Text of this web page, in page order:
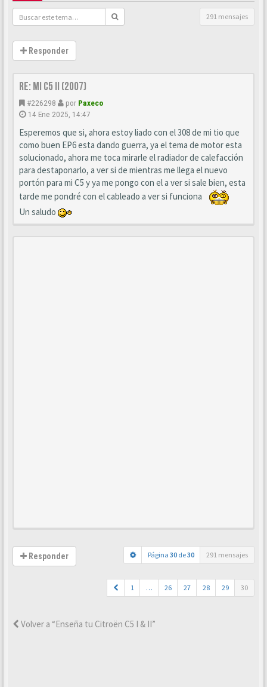
291 mensajes
Responder
Re: Mi C5 II (2007)
#226298 por Paxeco
14 Ene 2025, 14:47
Esperemos que si, ahora estoy liado con el 308 de mi tio que
como buen EP6 esta dando guerra, ya el tema de motor esta
solucionado, ahora me toca mirarle el radiador de calefacción
para destaponarlo, a ver si de mientras me llega el nuevo
portón para mi C5 y ya me pongo con el a ver si sale bien, esta
tarde me pondré con el cableado a ver si funciona
Un saludo
Responder Página 30 de30 291 mensajes
1 … 26 27 28 29 30
Volver a “Enseña tu Citroën C5 I & II”